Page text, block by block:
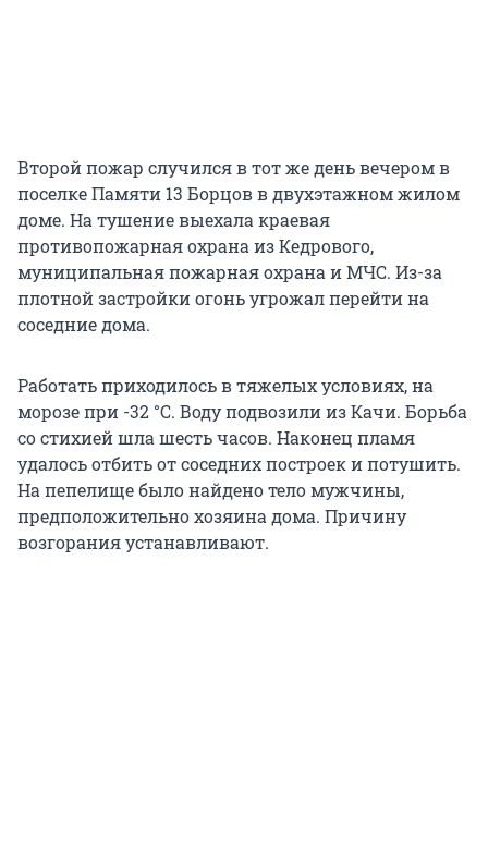
Второй пожар случился в тот же день вечером в
поселке Памяти 13 Борцов в двухэтажном жилом
доме. На тушение выехала краевая
противопожарная охрана из Кедрового,
муниципальная пожарная охрана и МЧС. Из-за
плотной застройки огонь угрожал перейти на
соседние дома.
Работать приходилось в тяжелых условиях, на
морозе при -32 °С. Воду подвозили из Качи. Борьба
со стихией шла шесть часов. Наконец пламя
удалось отбить от соседних построек и потушить.
На пепелище было найдено тело мужчины,
предположительно хозяина дома. Причину
возгорания устанавливают.